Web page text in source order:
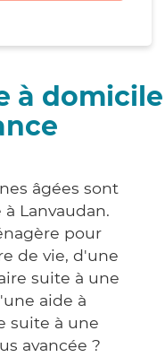
à domicile
âgées sont
Lanvaudan.
pour
de vie, d'une
suite à une
aide à
suite à une
avancée ?